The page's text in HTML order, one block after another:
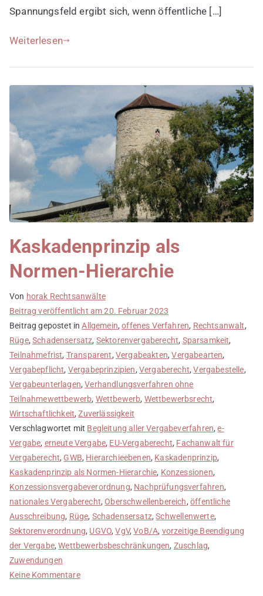
Spannungsfeld ergibt sich, wenn öffentliche […]
Weiterlesen
Kaskadenprinzip als
Normen-Hierarchie
Von horak Rechtsanwälte
Beitrag veröffentlicht am20. Februar 2023
Beitrag gepostet inAllgemein,offenes Verfahren, Rechtsanwalt,
Rüge,Schadensersatz, Sektorenvergaberecht, Sparsamkeit,
Teilnahmefrist, Transparent, Vergabeakten,Vergabearten,
Vergabepflicht, Vergabeprinzipien, Vergaberecht,Vergabestelle,
Vergabeunterlagen,Verhandlungsverfahren ohne
Teilnahmewettbewerb, Wettbewerb, Wettbewerbsrecht,
Wirtschaftlichkeit,Zuverlässigkeit
Verschlagwortet mit Begleitung aller Vergabeverfahren,e-
Vergabe, erneute Vergabe, EU-Vergaberecht, Fachanwalt für
Vergaberecht, GWB, Hierarchieebenen, Kaskadenprinzip,
Kaskadenprinzip als Normen-Hierarchie, Konzessionen,
Konzessionsvergabeverordnung, Nachprüfungsverfahren,
nationales Vergaberecht,Oberschwellenbereich,öffentliche
Ausschreibung, Rüge, Schadensersatz,Schwellenwerte,
Sektorenverordnung, UGVO,VgV,VoB/A, vorzeitige Beendigung
der Vergabe,Wettbewerbsbeschränkungen, Zuschlag,
Zuwendungen
Keine Kommentarezu